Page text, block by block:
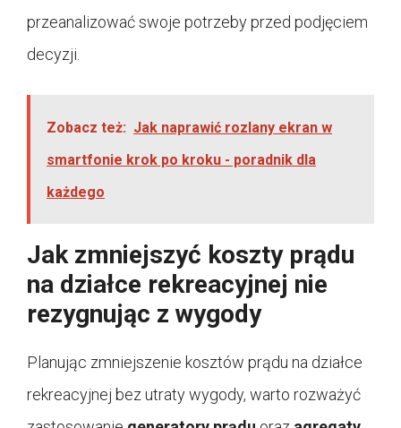
przeanalizować swoje potrzeby przed podjęciem
decyzji.
Zobacz też: Jak naprawić rozlany ekran w
smartfonie krok po kroku - poradnik dla
każdego
Jak zmniejszyć koszty prądu
na działce rekreacyjnej nie
rezygnując z wygody
Planując zmniejszenie kosztów prądu na działce
rekreacyjnej bez utraty wygody, warto rozważyć